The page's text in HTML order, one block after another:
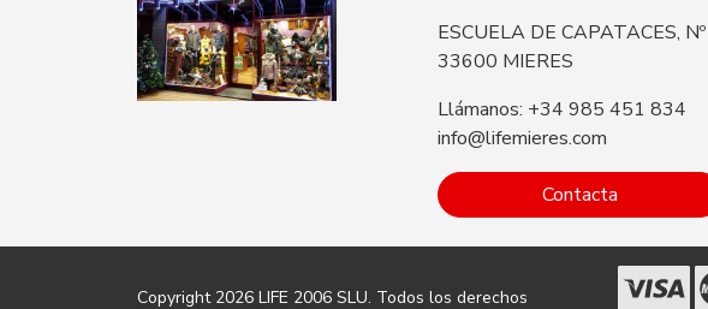
ESCUELA DE CAPATACES,
33600 MIERES
Llámanos: +34 985 451 834
info@lifemieres.com
Contacta
Copyright 2026 LIFE 2006 SLU. Todos los derechos